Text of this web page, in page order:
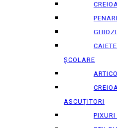
ȘCOLARE
ASCUȚITORI
PIXURI